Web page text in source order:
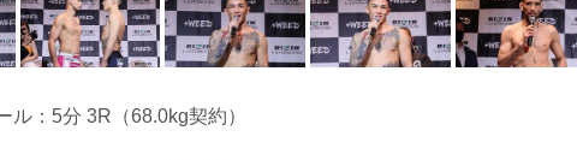
ル：5分 3R（68.0kg契約）